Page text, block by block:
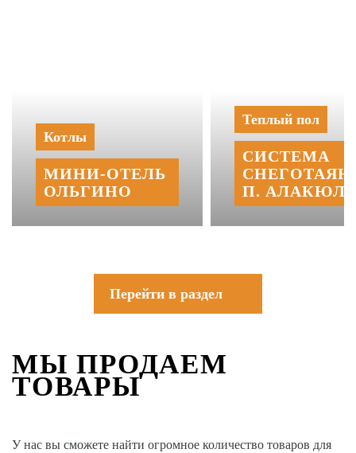
Котлы
МИНИ‑‏ОТЕЛЬ
ОЛЬГИНО
Теплый пол
СИСТЕМА
П.
Перейти в раздел
МЫ ПРОДАЕМ
ТОВАРЫ
У нас вы сможете найти огромное количество товаров для